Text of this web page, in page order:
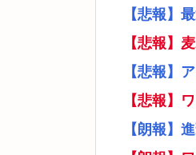
【悲報】
【悲報】
【悲報】
【悲報】
【朗報】